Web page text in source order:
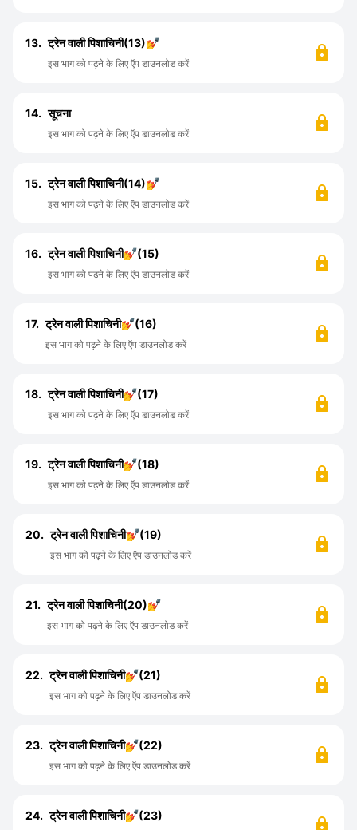
13. ट्रेन वाली पिशाचिनी(13)💅
इस भाग को पढ़ने के लिए ऍप डाउनलोड करें
14. सूचना
इस भाग को पढ़ने के लिए ऍप डाउनलोड करें
15. ट्रेन वाली पिशाचिनी(14)💅
इस भाग को पढ़ने के लिए ऍप डाउनलोड करें
16. ट्रेन वाली पिशाचिनी💅(15)
इस भाग को पढ़ने के लिए ऍप डाउनलोड करें
17. ट्रेन वाली पिशाचिनी💅(16)
इस भाग को पढ़ने के लिए ऍप डाउनलोड करें
18. ट्रेन वाली पिशाचिनी💅(17)
इस भाग को पढ़ने के लिए ऍप डाउनलोड करें
19. ट्रेन वाली पिशाचिनी💅(18)
इस भाग को पढ़ने के लिए ऍप डाउनलोड करें
20. ट्रेन वाली पिशाचिनी💅(19)
इस भाग को पढ़ने के लिए ऍप डाउनलोड करें
21. ट्रेन वाली पिशाचिनी(20)💅
इस भाग को पढ़ने के लिए ऍप डाउनलोड करें
22. ट्रेन वाली पिशाचिनी💅(21)
इस भाग को पढ़ने के लिए ऍप डाउनलोड करें
23. ट्रेन वाली पिशाचिनी💅(22)
इस भाग को पढ़ने के लिए ऍप डाउनलोड करें
24. ट्रेन वाली पिशाचिनी💅(23)